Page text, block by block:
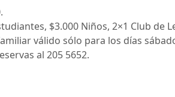
$3.000 Niños, 2×1 Club de
válido sólo para los días
al 205 5652.